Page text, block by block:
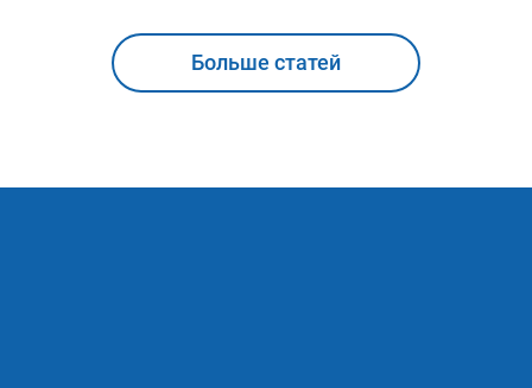
Больше статей